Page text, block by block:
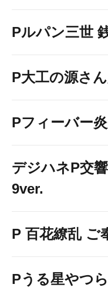
Pルパン三世
P大工の源さ
Pフィーバー
デジハネP交
9ver.
P 百花繚乱 ご
Pうる星やつ